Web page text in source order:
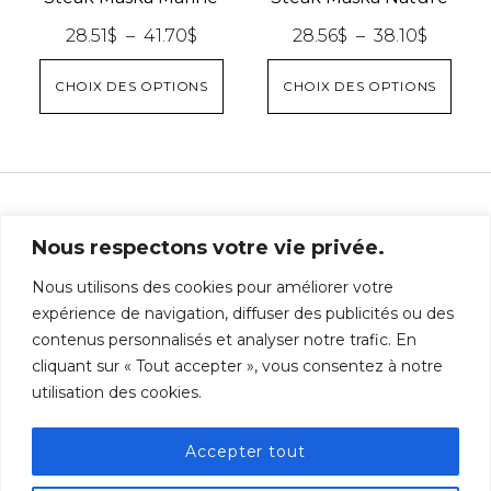
Nous respectons votre vie privée.
Nous utilisons des cookies pour améliorer votre
expérience de navigation, diffuser des publicités ou des
contenus personnalisés et analyser notre trafic. En
cliquant sur « Tout accepter », vous consentez à notre
utilisation des cookies.
Accepter tout
28.51$ – 41.70$Plage
de
prix :
CHOIX DES OPTIONS
options
peuvent
être
choisies
du
28.56$ – 38.10$Plage
de
prix :
CHOIX DES OPTIONS
être
du
Accueil
À propos
Boutique
Catalogue de produits
Contact